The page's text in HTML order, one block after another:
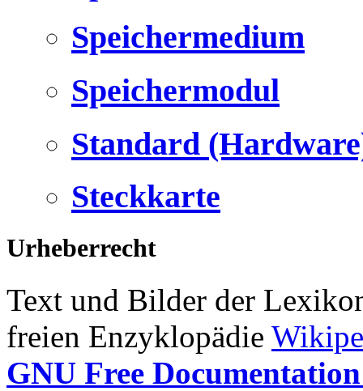
Speichermedium
Speichermodul
Standard
Steckkarte
Urheberrecht
Text und Bilder der
freien Enzyklopädie
GNU Free